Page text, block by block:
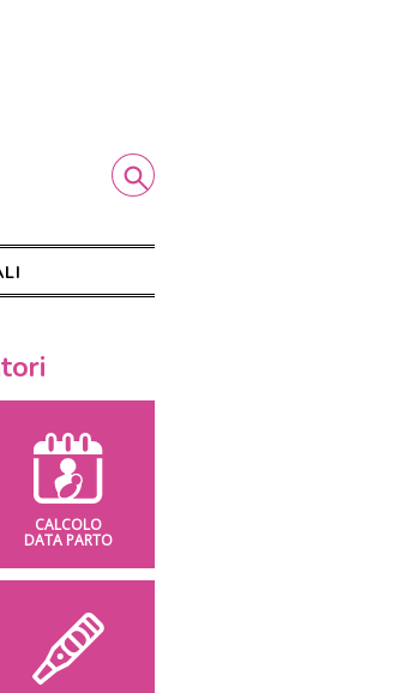
CALCOLO
DATA PARTO